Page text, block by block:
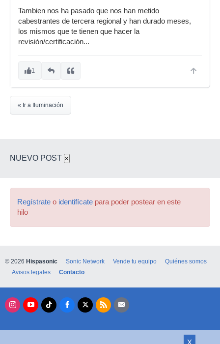
Tambien nos ha pasado que nos han metido
cabestrantes de tercera regional y han durado meses,
los mismos que te tienen que hacer la
revisión/certificación...
1
« Ir a Iluminación
NUEVO POST ×
Regístrate o identifícate para poder postear en este
hilo
X
© 2026 Hispasonic Sonic Network Vende tu equipo
Quiénes somos
Avisos legales
Contacto